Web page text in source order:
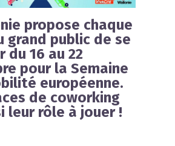
propose chaque
grand public de se
du 16 au 22
pour la Semaine
européenne.
de coworking
leur rôle à jouer !